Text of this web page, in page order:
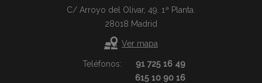
C/ Arroyo del Olivar, 49. 1ª Planta.
28018 Madrid
Ver mapa
Teléfonos:
91 725 16 49
615 10 90 16